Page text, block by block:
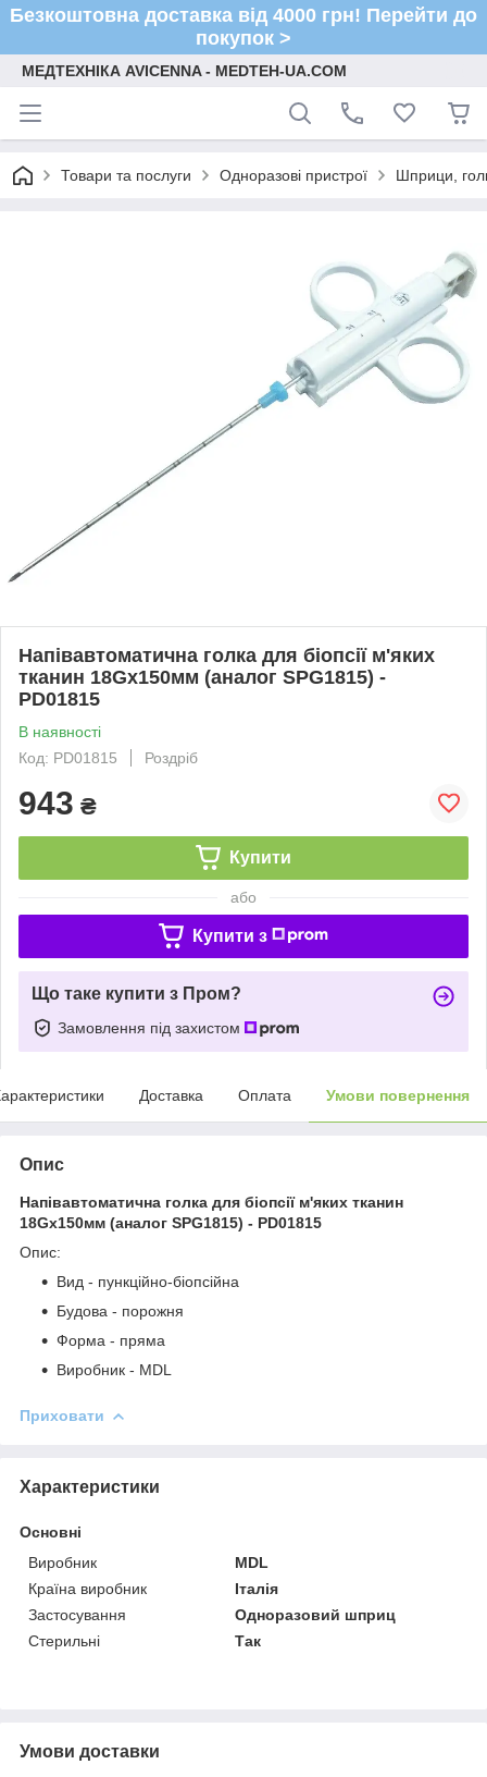
Безкоштовна доставка від 4000 грн! Перейти до
покупок >
МЕДТЕХНІКА AVICENNA - MEDTEH-UA.COM
Товари та послуги Одноразові пристрої Шприци,
Напівавтоматична голка для біопсії м'яких
тканин 18Gх150мм (аналог SPG1815) -
PD01815
В наявності
Код: PD01815
Роздріб
943 ₴
Купити
або
Купити з
Що таке купити з Пром?
Замовлення під захистом
Доставка Оплата Умови повернення
Опис
Напівавтоматична голка для біопсії м'яких тканин
18Gх150мм (аналог SPG1815) - PD01815
Опис:
Вид - пункційно-біопсійна
Будова - порожня
Форма - пряма
Виробник - MDL
Приховати
Характеристики
Основні
Виробник
MDL
Країна виробник
Італія
Застосування
Одноразовий шприц
Стерильні
Так
Умови доставки